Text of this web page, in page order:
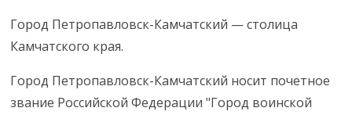
Город Петропавловск-Камчатский — столица
Камчатского края.
Город Петропавловск-Камчатский носит почетное
звание Российской Федерации "Город воинской